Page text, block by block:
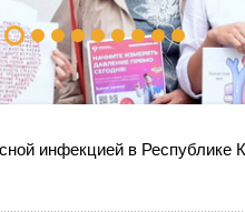
инфекцией в Республике